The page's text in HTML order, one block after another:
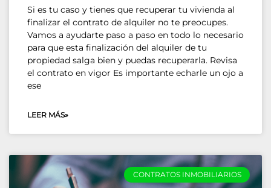
Si es tu caso y tienes que recuperar tu vivienda al
finalizar el contrato de alquiler no te preocupes.
Vamos a ayudarte paso a paso en todo lo necesario
para que esta finalización del alquiler de tu
propiedad salga bien y puedas recuperarla. Revisa
el contrato en vigor Es importante echarle un ojo a
ese
LEER MÁS»
CONTRATOS INMOBILIARIOS